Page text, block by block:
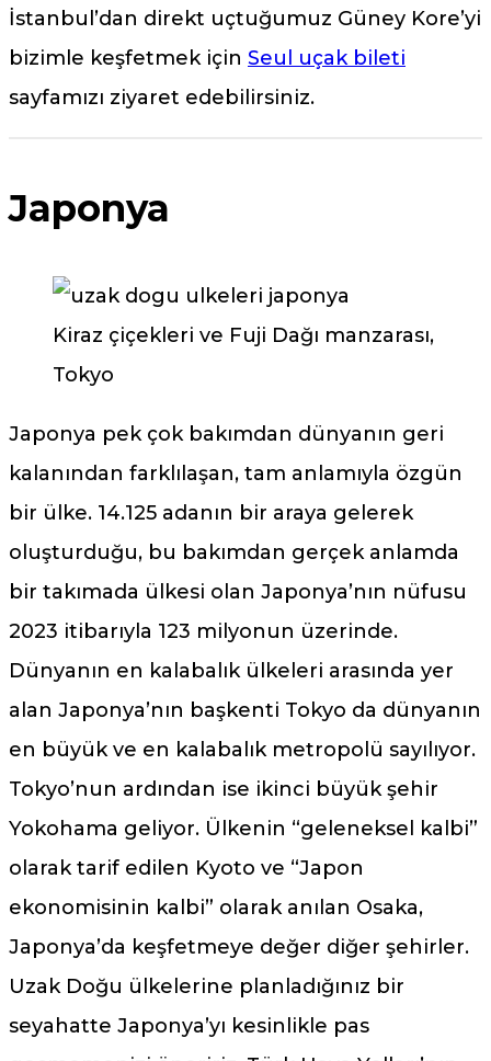
İstanbul’dan direkt uçtuğumuz Güney Kore’yi
bizimle keşfetmek için Seul uçak bileti
sayfamızı ziyaret edebilirsiniz.
Japonya
Kiraz çiçekleri ve Fuji Dağı manzarası,
Tokyo
Japonya pek çok bakımdan dünyanın geri
kalanından farklılaşan, tam anlamıyla özgün
bir ülke. 14.125 adanın bir araya gelerek
oluşturduğu, bu bakımdan gerçek anlamda
bir takımada ülkesi olan Japonya’nın nüfusu
2023 itibarıyla 123 milyonun üzerinde.
Dünyanın en kalabalık ülkeleri arasında yer
alan Japonya’nın başkenti Tokyo da dünyanın
en büyük ve en kalabalık metropolü sayılıyor.
Tokyo’nun ardından ise ikinci büyük şehir
Yokohama geliyor. Ülkenin “geleneksel kalbi”
olarak tarif edilen Kyoto ve “Japon
ekonomisinin kalbi” olarak anılan Osaka,
Japonya’da keşfetmeye değer diğer şehirler.
Uzak Doğu ülkelerine planladığınız bir
seyahatte Japonya’yı kesinlikle pas